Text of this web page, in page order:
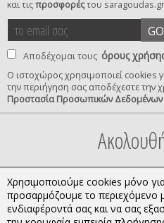
και τιςπροσφορέςτου saragoudas.gr
το
email
σας
GO
Αποδέχομαι τους όρους
Ο ιστοχώρος χρησιμοποιεί cookies
την περιήγηση σας αποδέχεστε την
Προστασία Προσωπικών Δεδομένων
Χρησιμοποιούμε cookies μόνο
προσαρμόζουμε το περιεχόμενο
ενδιαφέροντά σας και να σας